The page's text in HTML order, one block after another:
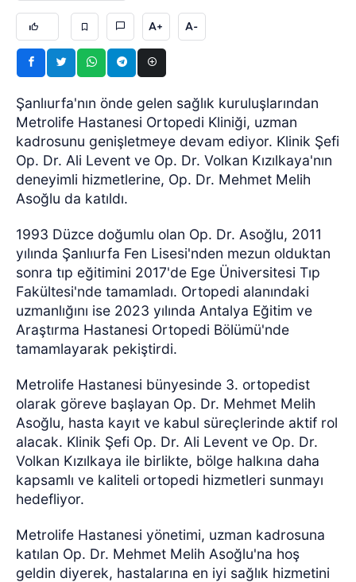
A+ A-
Şanlıurfa'nın önde gelen sağlık kuruluşlarından
Metrolife Hastanesi Ortopedi Kliniği, uzman
kadrosunu genişletmeye devam ediyor. Klinik Şefi
Op. Dr. Ali Levent ve Op. Dr. Volkan Kızılkaya'nın
deneyimli hizmetlerine, Op. Dr. Mehmet Melih
Asoğlu da katıldı.
1993 Düzce doğumlu olan Op. Dr. Asoğlu, 2011
yılında Şanlıurfa Fen Lisesi'nden mezun olduktan
sonra tıp eğitimini 2017'de Ege Üniversitesi Tıp
Fakültesi'nde tamamladı. Ortopedi alanındaki
uzmanlığını ise 2023 yılında Antalya Eğitim ve
Araştırma Hastanesi Ortopedi Bölümü'nde
tamamlayarak pekiştirdi.
Metrolife Hastanesi bünyesinde 3. ortopedist
olarak göreve başlayan Op. Dr. Mehmet Melih
Asoğlu, hasta kayıt ve kabul süreçlerinde aktif rol
alacak. Klinik Şefi Op. Dr. Ali Levent ve Op. Dr.
Volkan Kızılkaya ile birlikte, bölge halkına daha
kapsamlı ve kaliteli ortopedi hizmetleri sunmayı
hedefliyor.
Metrolife Hastanesi yönetimi, uzman kadrosuna
katılan Op. Dr. Mehmet Melih Asoğlu'na hoş
geldin diyerek, hastalarına en iyi sağlık hizmetini